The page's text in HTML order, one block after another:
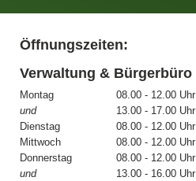
Öffnungszeiten:
Verwaltung & Bürgerbüro
Montag
08.00 - 12.00 Uhr
und
13.00 - 17.00 Uhr
Dienstag
08.00 - 12.00 Uhr
Mittwoch
08.00 - 12.00 Uhr
Donnerstag
08.00 - 12.00 Uhr
und
13.00 - 16.00 Uhr